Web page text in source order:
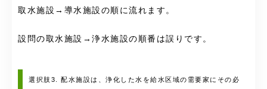
取水施設→導水施設の順に流れます。
設問の取水施設→浄水施設の順番は誤りです。
選択肢3. 配水施設は、浄化した水を給水区域の需要家にその必